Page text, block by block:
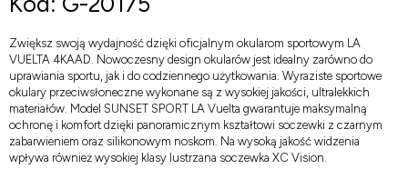
Zwiększ swoją wydajność dzięki oficjalnym okularom sportowym LA
VUELTA 4KAAD. Nowoczesny design okularów jest idealny zarówno do
uprawiania sportu, jak i do codziennego użytkowania. Wyraziste sportowe
okulary przeciwsłoneczne wykonane są z wysokiej jakości, ultralekkich
materiałów. Model SUNSET SPORT LA Vuelta gwarantuje maksymalną
ochronę i komfort dzięki panoramicznym kształtowi soczewki z czarnym
zabarwieniem oraz silikonowym noskom. Na wysoką jakość widzenia
wpływa również wysokiej klasy lustrzana soczewka XC Vision.